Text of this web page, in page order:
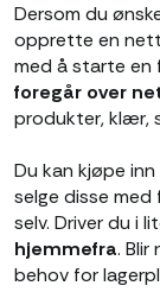
Dersom du
opprette en
med å starte en
foregår over
produkter, klær,
Du kan kjøpe
selge disse
selv. Driver du i
hjemmefra.
behov for